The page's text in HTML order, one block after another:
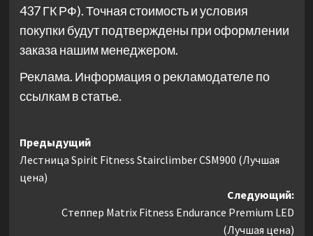
437 ГК РФ). Точная стоимость и условия
покупки будут подтверждены при оформлении
заказа нашим менеджером.
Реклама. Информация о рекламодателе по
ссылкам в статье.
Навигация
записи
Предыдущий
Лестница Spirit Fitness Stairclimber CSM900 (Лучшая
цена)
Следующий:
Степпер Matrix Fitness Endurance Premium LED
(Лучшая цена)